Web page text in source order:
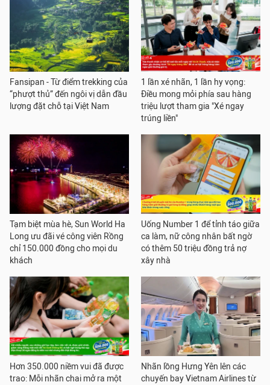
Fansipan - Từ điểm trekking của
“phượt thủ” đến ngôi vị dẫn đầu
lượng đặt chỗ tại Việt Nam
1 lần xé nhãn, 1 lần hy vọng:
Điều mong mỏi phía sau hàng
triệu lượt tham gia "Xé ngay
trúng liền"
Tạm biệt mùa hè, Sun World Ha
Long ưu đãi vé công viên Rồng
chỉ 150.000 đồng cho mọi du
khách
Uống Number 1 để tỉnh táo giữa
ca làm, nữ công nhân bất ngờ
có thêm 50 triệu đồng trả nợ
xây nhà
Hơn 350.000 niềm vui đã được
trao: Mỗi nhãn chai mở ra một
Nhãn lồng Hưng Yên lên các
chuyến bay Vietnam Airlines từ